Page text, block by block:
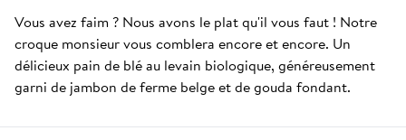
Vous avez faim ? Nous avons le plat qu'il vous faut ! Notre
croque monsieur vous comblera encore et encore. Un
délicieux pain de blé au levain biologique, généreusement
garni de jambon de ferme belge et de gouda fondant.